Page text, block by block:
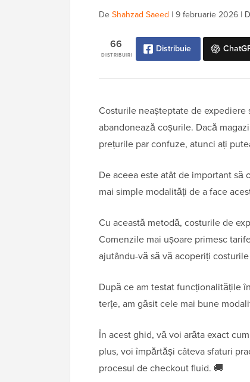
DeShahzad Saeed | 9 februarie 2026 |
DISTRIBUIRI
66 Distribuie
Costurile neașteptate de
abandonează coșurile. Dacă
prețurile par confuze, atunci ați
De aceea este atât de important
mai simple modalități de a face
Cu această metodă, costurile de
Comenzile mai ușoare primesc
ajutându-vă să vă acoperiți
După ce am testat funcționalitățile
terțe, am găsit cele mai bune
În acest ghid, vă voi arăta exact
plus, voi împărtăși câteva sfaturi
procesul de checkout fluid. 🚚